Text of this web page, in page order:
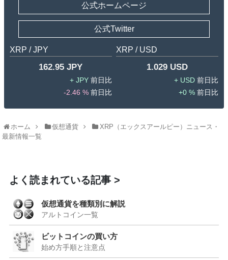
公式ホームページ
公式Twitter
XRP / JPY
162.95 JPY
JPY
-2.46 %
XRP / USD
1.029 USD
USD
0 %
ホーム 仮想通貨
XRP（エックスアールピー）ニュース・
最新情報一覧
よく読まれている記事
仮想通貨を種類別に解説
アルトコイン一覧
ビットコインの買い方
始め方手順と注意点